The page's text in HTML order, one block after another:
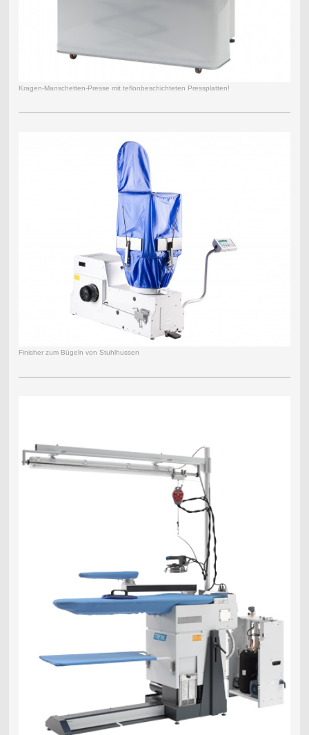
Kragen-Manschetten-Presse mit teflonbeschichteten Pressplatten!
Finisher zum Bügeln von Stuhlhussen